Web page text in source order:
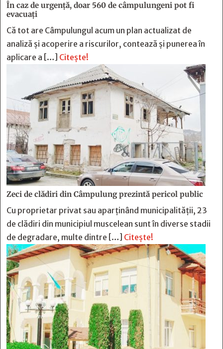
În caz de urgență, doar 560 de câmpulungeni pot fi
evacuați
Că tot are Câmpulungul acum un plan actualizat de
analiză și acoperire a riscurilor, contează și punerea în
aplicare a […] Citește!
Zeci de clădiri din Câmpulung prezintă pericol public
Cu proprietar privat sau aparținând municipalității, 23
de clădiri din municipiul muscelean sunt în diverse stadii
de degradare, multe dintre […] Citește!